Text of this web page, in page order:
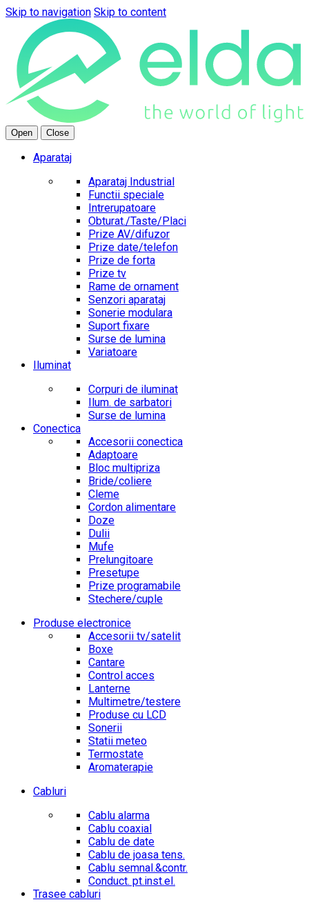
Skip to navigation Skip to content
Open Close
Aparataj
Aparataj Industrial
Functii speciale
Intrerupatoare
Obturat./Taste/Placi
Prize AV/difuzor
Prize date/telefon
Prize de forta
Prize tv
Rame de ornament
Senzori aparataj
Sonerie modulara
Suport fixare
Surse de lumina
Variatoare
Iluminat
Corpuri de iluminat
Ilum. de sarbatori
Surse de lumina
Conectica
Accesorii conectica
Adaptoare
Bloc multipriza
Bride/coliere
Cleme
Cordon alimentare
Doze
Dulii
Mufe
Prelungitoare
Presetupe
Prize programabile
Stechere/cuple
Produse electronice
Accesorii tv/satelit
Boxe
Cantare
Control acces
Lanterne
Multimetre/testere
Produse cu LCD
Sonerii
Statii meteo
Termostate
Aromaterapie
Cabluri
Cablu alarma
Cablu coaxial
Cablu de date
Cablu de joasa tens.
Cablu semnal.&contr.
Conduct. pt.inst.el.
Trasee cabluri